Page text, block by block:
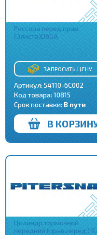
Рессора перед.прав.
(3листа)D6GA
ЗАПРОСИТЬ ЦЕНУ
Артикул: 54110-6C002
Код товара: 10815
Срок поставки: В пути
В
Цилиндр тормозной
передний (прав.перед.)